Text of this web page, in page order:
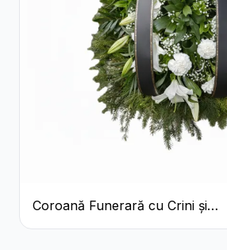
Coroană Funerară cu Crini și
Garoafe Albe